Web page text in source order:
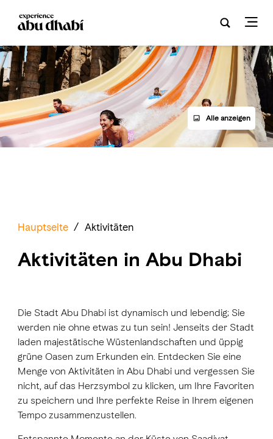
Alle anzeigen
Hauptseite / Aktivitäten
Aktivitäten in Abu Dhabi
Die Stadt Abu Dhabi ist dynamisch und lebendig; Sie
werden nie ohne etwas zu tun sein! Jenseits der Stadt
laden majestätische Wüstenlandschaften und üppig
grüne Oasen zum Erkunden ein. Entdecken Sie eine
Menge von Aktivitäten in Abu Dhabi und vergessen Sie
nicht, auf das Herzsymbol zu klicken, um Ihre Favoriten
zu speichern und Ihre perfekte Reise in Ihrem eigenen
Tempo zusammenzustellen.